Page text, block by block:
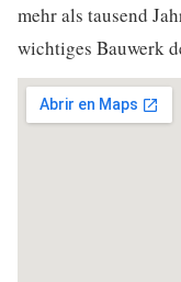
mehr als tausend
wichtiges Bauwerk